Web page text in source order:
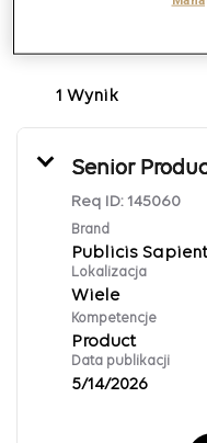
1 Wynik
Senior
Req ID: 145060
Brand
Publicis Sapient
Lokalizacja
Wiele
Kompetencje
Product
Data publikacji
5/14/2026